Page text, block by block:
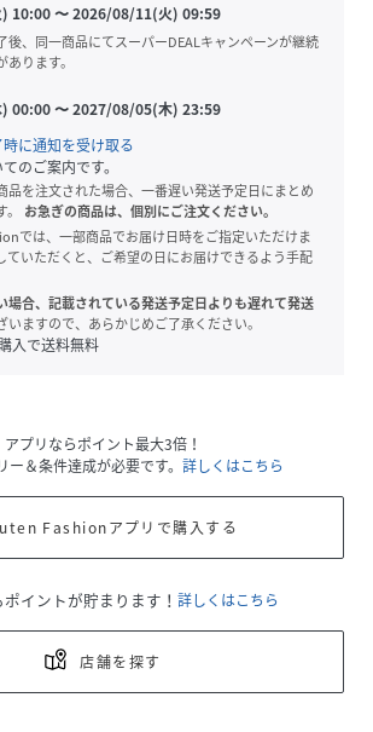
10:00〜2026/08/11(火) 09:59
、同一商品にてスーパーDEALキャンペーンが継続
ります。
00:00〜2027/08/05(木) 23:59
に通知を受け取る
のご案内です。
を注文された場合、一番遅い発送予定日にまとめ
お急ぎの商品は、個別にご注文ください。
では、一部商品でお届け日時をご指定いただけま
ていただくと、ご希望の日にお届けできるよう手配
合、記載されている発送予定日よりも遅れて発送
いますので、あらかじめご了承ください。
入で送料無料
アプリならポイント最大3倍！
ー＆条件達成が必要です。 詳しくはこちら
Fashionアプリで購入する
イントが貯まります！ 詳しくはこちら
店舗を探す